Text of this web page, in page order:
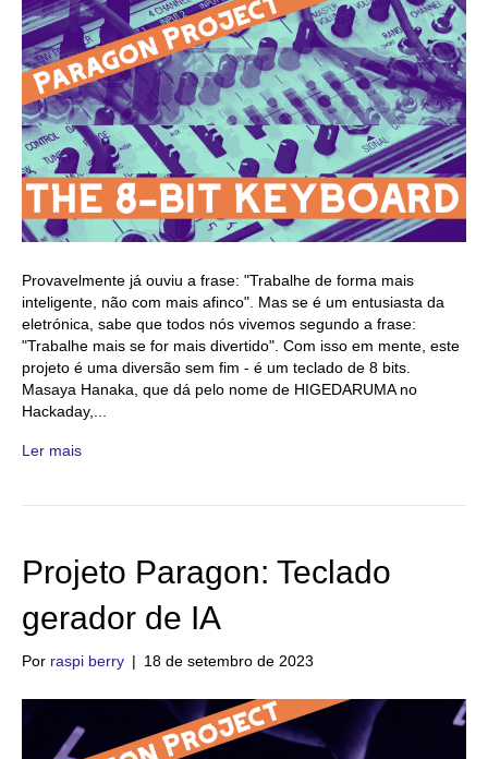
Provavelmente já ouviu a frase: "Trabalhe de forma mais
inteligente, não com mais afinco". Mas se é um entusiasta da
eletrónica, sabe que todos nós vivemos segundo a frase:
"Trabalhe mais se for mais divertido". Com isso em mente, este
projeto é uma diversão sem fim - é um teclado de 8 bits.
Masaya Hanaka, que dá pelo nome de HIGEDARUMA no
Hackaday,...
Ler mais
Projeto Paragon: Teclado
gerador de IA
Por raspi berry | 18 de setembro de 2023